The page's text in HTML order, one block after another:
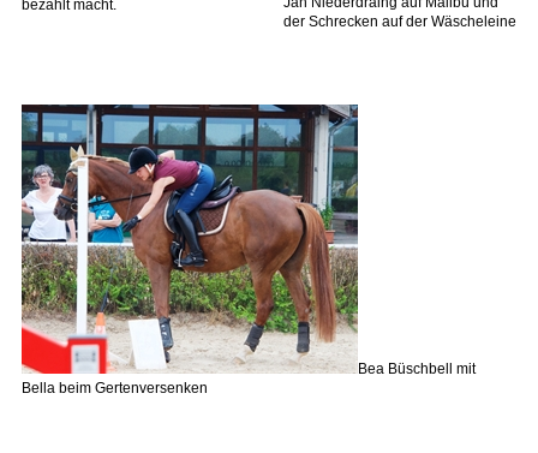
der Schrecken auf der Wäscheleine
bezahlt macht.
Bea Büschbell mit
Bella beim Gertenversenken